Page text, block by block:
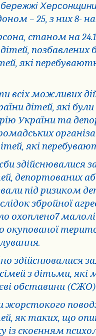
– 25, з них 8-
станом на
позбавлених
які
можливих
дітей, які
України та
які
здійснювалися
депортованих
під ризиком
збройної
охоплено7
здійснювалися
з дітьми,
обставини
жорстокого
як таких, що
скоєнням